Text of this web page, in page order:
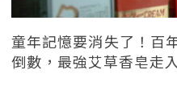
童年記憶要消失了！百
倒數，最強艾草香皂走